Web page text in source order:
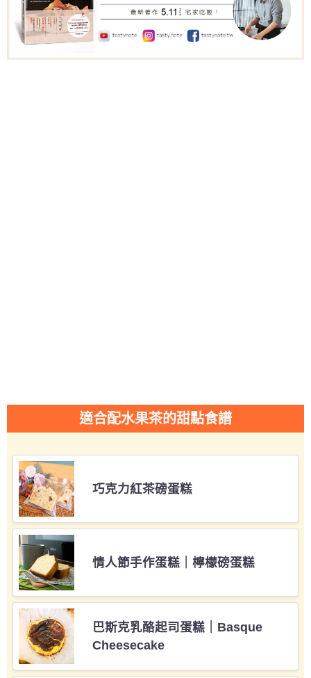
適合配水果茶的甜點食譜
巧克力紅茶磅蛋糕
情人節手作蛋糕｜檸檬磅蛋糕
巴斯克乳酪起司蛋糕｜Basque
Cheesecake